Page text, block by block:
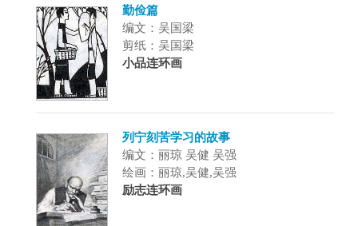
勤俭篇
编文：吴国梁
剪纸：吴国梁
小品连环画
列宁刻苦学习的故事
编文：丽琼 吴健 吴强
绘画：丽琼,吴健,吴强
励志连环画